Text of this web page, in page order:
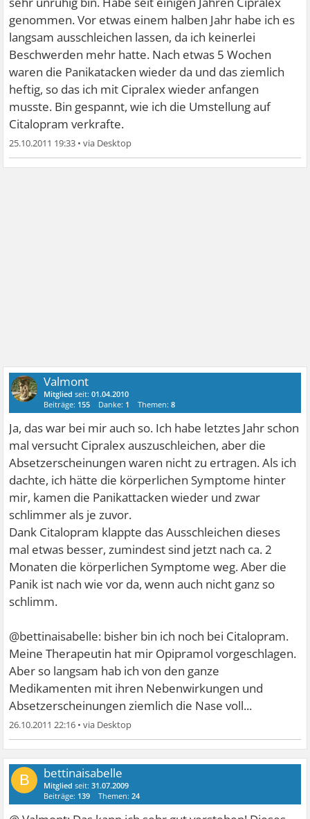
genommen. Vor etwas einem halben Jahr habe ich es
langsam ausschleichen lassen, da ich keinerlei
Beschwerden mehr hatte. Nach etwas 5 Wochen
waren die Panikatacken wieder da und das ziemlich
heftig, so das ich mit Cipralex wieder anfangen
musste. Bin gespannt, wie ich die Umstellung auf
Citalopram verkrafte.
25.10.2011 19:33 •
Valmont
Mitglied seit:01.04.2010
Beiträge: 155 Danke: 1 Themen:8
Ja, das war bei mir auch so. Ich habe letztes Jahr schon
mal versucht Cipralex auszuschleichen, aber die
Absetzerscheinungen waren nicht zu ertragen. Als ich
dachte, ich hätte die körperlichen Symptome hinter
mir, kamen die Panikattacken wieder und zwar
schlimmer als je zuvor.
Dank Citalopram klappte das Ausschleichen dieses
mal etwas besser, zumindest sind jetzt nach ca. 2
Monaten die körperlichen Symptome weg. Aber die
Panik ist nach wie vor da, wenn auch nicht ganz so
schlimm.
@bettinaisabelle: bisher bin ich noch bei Citalopram.
Meine Therapeutin hat mir Opipramol vorgeschlagen.
Aber so langsam hab ich von den ganze
Medikamenten mit ihren Nebenwirkungen und
Absetzerscheinungen ziemlich die Nase voll...
26.10.2011 22:16 •
B bettinaisabelle
Mitglied seit:31.07.2009
Beiträge: 139 Themen:24